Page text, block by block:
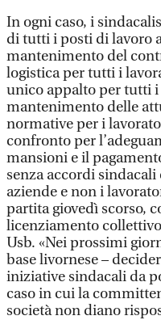
In ogni caso, i
di tutti i posti di lavoro
mantenimento del
logistica per tutti i
unico appalto per tutti
mantenimento delle
normative per i
confronto per
mansioni e il
senza accordi
aziende e non i
partita giovedì scorso,
licenziamento
Usb. «Nei prossimi
base livornese –
iniziative sindacali da
caso in cui la
società non diano